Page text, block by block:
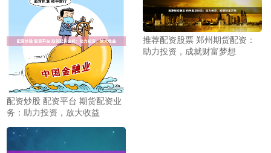
配资炒股 配资平台 期货配资业
务：助力投资，放大收益
推荐配资股票 郑州期货配资：
助力投资，成就财富梦想